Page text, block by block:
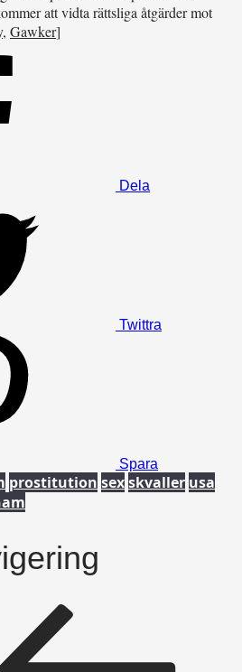
att vidta rättsliga åtgärder mot
, Gawker]
Dela
Twittra
Spara
prostitution sexskvaller usa